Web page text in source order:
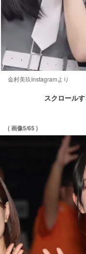
金村美玖Instagramより
スクロール
( 画像5/65 )